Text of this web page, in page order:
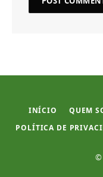
INÍCIO QUEM
POLÍTICA DE
©